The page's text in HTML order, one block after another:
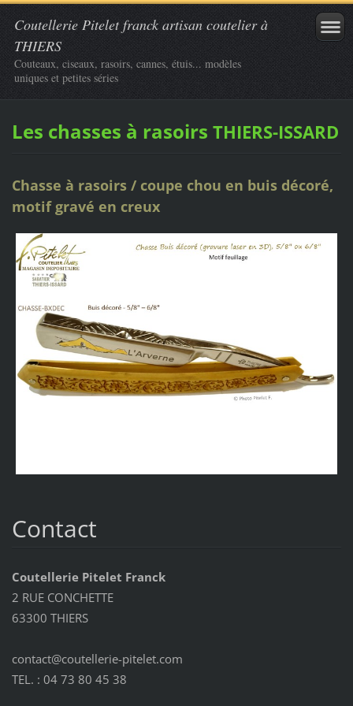
Coutellerie Pitelet franck artisan coutelier à
THIERS
Couteaux, ciseaux, rasoirs, cannes, étuis... modèles
uniques et petites séries
Les chasses à rasoirs THIERS-ISSARD
Chasse à rasoirs / coupe chou en buis décoré,
motif gravé en creux
Contact
Coutellerie Pitelet Franck
2 RUE CONCHETTE
63300 THIERS
contact@coutellerie-pitelet.com
TEL. : 04 73 80 45 38